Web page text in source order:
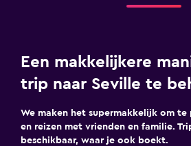
Een makkelijkere
trip naar Seville te
We maken het supermakkelijk om te
en reizen met vrienden en familie.
beschikbaar, waar je ook boekt.